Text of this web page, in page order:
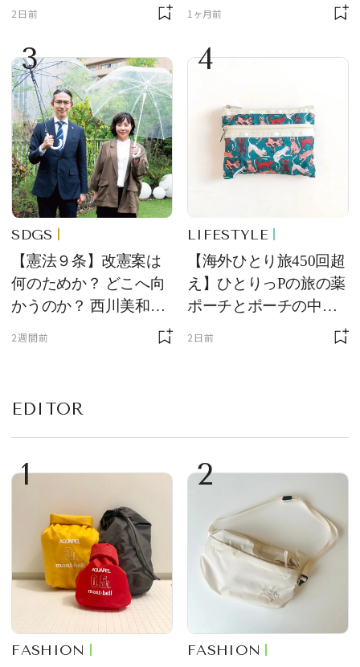
力ではない。」小林エ
2日前
ンド【フレデリック・
をレビュー。【それい
け！ 良品ハンター】
1ヶ月前
3
SDGS
【憲法９条】改憲案は
何のためか？ どこへ向
かうのか？ 西川美和さ
んと木村草太さんが読
2週間前
4
LIFESTYLE
【海外ひとり旅450回超
え】ひとりっPの旅の薬
ポーチとポーチの中身
を初公開！ 本当に使え
2日前
EDITOR
1
FASHION
2
FASHION